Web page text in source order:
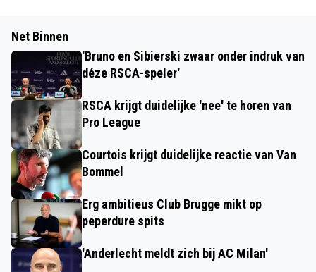
Net Binnen
'Bruno en Sibierski zwaar onder indruk van
déze RSCA-speler'
RSCA krijgt duidelijke 'nee' te horen van
Pro League
Courtois krijgt duidelijke reactie van Van
Bommel
Erg ambitieus Club Brugge mikt op
peperdure spits
'Anderlecht meldt zich bij AC Milan'